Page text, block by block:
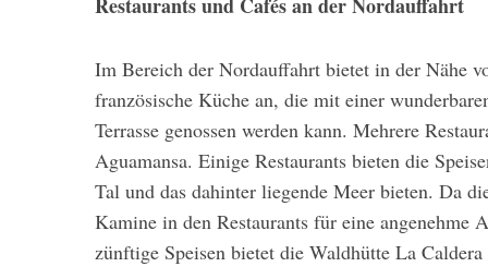
Im Bereich der Nordauffahrt bietet in der Nähe
französische Küche an, die mit einer
Terrasse genossen werden kann. Mehrere
Aguamansa. Einige Restaurants bieten die
Tal und das dahinter liegende Meer bieten. Da
Kamine in den Restaurants für eine angenehme
zünftige Speisen bietet die Waldhütte La